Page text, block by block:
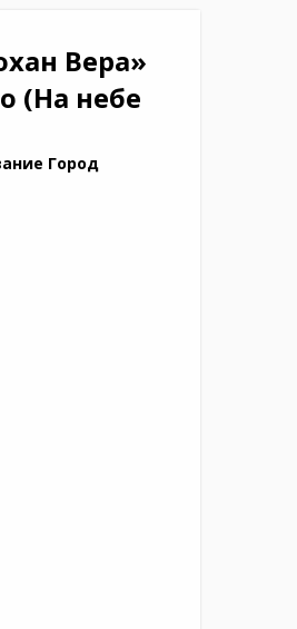
Вера»
(На небе
Город